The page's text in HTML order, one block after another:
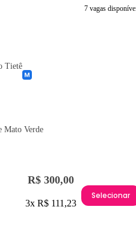
7 vagas
Tietê
Mato Verde
R$ 300,00
3x R$ 111,23
Selecionar